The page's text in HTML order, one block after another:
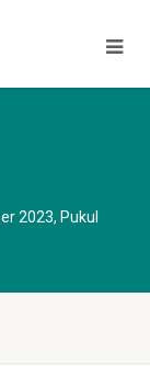
2023, Pukul